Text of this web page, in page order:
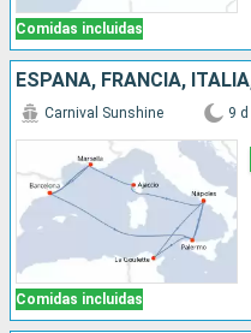
Comidas incluidas
ESPAÑA, FRANCIA,
Comidas incluidas
Carnival Sunshine 9 d